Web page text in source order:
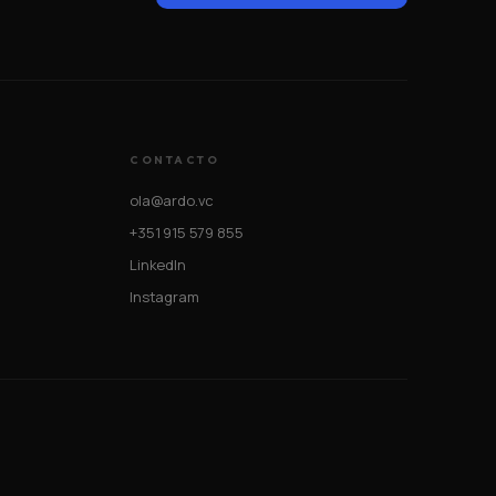
CONTACTO
ola@ardo.vc
+351 915 579 855
LinkedIn
Instagram